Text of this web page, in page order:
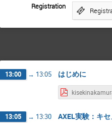
Registration
13:00 → 13:05 はじめに
13:05 → 13:30 AXEL実験：キ